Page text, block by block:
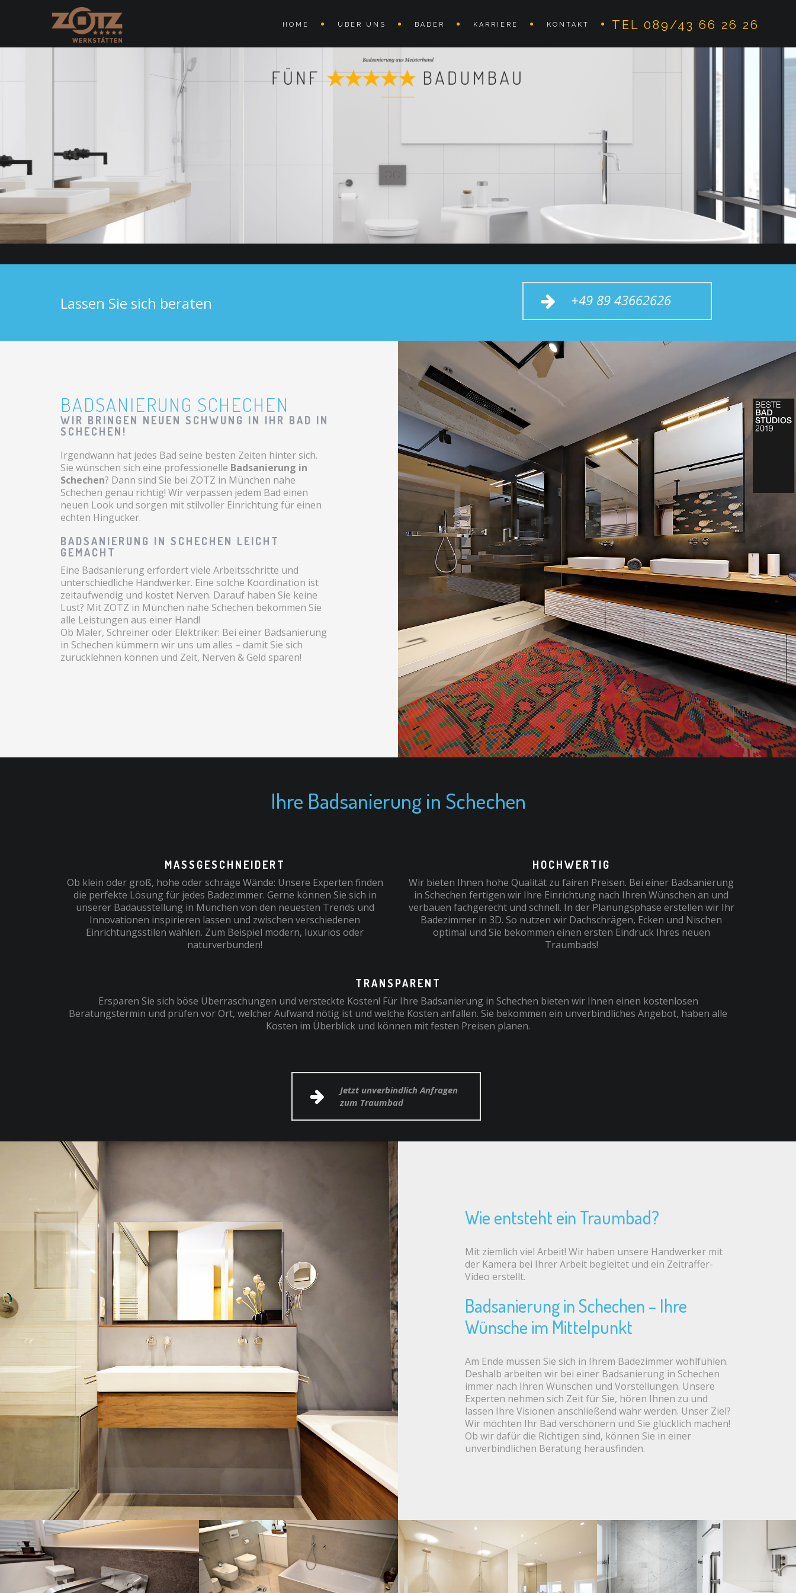
HOME ÜBER UNS BÄDER KARRIERE KONTAKT TEL 089/43 66 26 26
Lassen Sie sich beraten +49 89 43662626
BADSANIERUNG SCHECHEN
WIR BRINGEN NEUEN SCHWUNG IN IHR BAD IN
SCHECHEN!
Irgendwann hat jedes Bad seine besten Zeiten hinter sich.
Sie wünschen sich eine professionelle Badsanierung in
Schechen? Dann sind Sie bei ZOTZ in München nahe
Schechen genau richtig! Wir verpassen jedem Bad einen
neuen Look und sorgen mit stilvoller Einrichtung für einen
echten Hingucker.
BADSANIERUNG IN SCHECHEN LEICHT
GEMACHT
Eine Badsanierung erfordert viele Arbeitsschritte und
unterschiedliche Handwerker. Eine solche Koordination ist
zeitaufwendig und kostet Nerven. Darauf haben Sie keine
Lust? Mit ZOTZ in München nahe Schechen bekommen Sie
alle Leistungen aus einer Hand!
Ob Maler, Schreiner oder Elektriker: Bei einer Badsanierung
in Schechen kümmern wir uns um alles – damit Sie sich
zurücklehnen können und Zeit, Nerven & Geld sparen!
Ihre Badsanierung in Schechen
MASSGESCHNEIDERT
Ob klein oder groß, hohe oder schräge Wände: Unsere Experten finden
die perfekte Lösung für jedes Badezimmer. Gerne können Sie sich in
unserer Badausstellung in München von den neuesten Trends und
Innovationen inspirieren lassen und zwischen verschiedenen
Einrichtungsstilen wählen. Zum Beispiel modern, luxuriös oder
naturverbunden!
HOCHWERTIG
Wir bieten Ihnen hohe Qualität zu fairen Preisen. Bei einer Badsanierung
in Schechen fertigen wir Ihre Einrichtung nach Ihren Wünschen an und
verbauen fachgerecht und schnell. In der Planungsphase erstellen wir Ihr
Badezimmer in 3D. So nutzen wir Dachschrägen, Ecken und Nischen
optimal und Sie bekommen einen ersten Eindruck Ihres neuen
Traumbads!
TRANSPARENT
Ersparen Sie sich böse Überraschungen und versteckte Kosten! Für Ihre Badsanierung in Schechen bieten wir Ihnen einen kostenlosen
Beratungstermin und prüfen vor Ort, welcher Aufwand nötig ist und welche Kosten anfallen. Sie bekommen ein unverbindliches Angebot, haben alle
Kosten im Überblick und können mit festen Preisen planen.
Jetzt unverbindlich Anfragen
zum Traumbad
Wie entsteht ein Traumbad?
Mit ziemlich viel Arbeit! Wir haben unsere Handwerker mit
der Kamera bei Ihrer Arbeit begleitet und ein Zeitraffer-
Video erstellt.
Badsanierung in Schechen – Ihre
Wünsche im Mittelpunkt
Am Ende müssen Sie sich in Ihrem Badezimmer wohlfühlen.
Deshalb arbeiten wir bei einer Badsanierung in Schechen
immer nach Ihren Wünschen und Vorstellungen. Unsere
Experten nehmen sich Zeit für Sie, hören Ihnen zu und
lassen Ihre Visionen anschließend wahr werden. Unser Ziel?
Wir möchten Ihr Bad verschönern und Sie glücklich machen!
Ob wir dafür die Richtigen sind, können Sie in einer
unverbindlichen Beratung herausfinden.